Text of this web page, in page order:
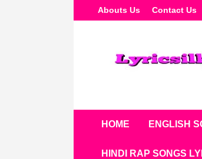
To
Abouts Us Contact Us
HOME ENGLISH
HINDI RAP SONGS